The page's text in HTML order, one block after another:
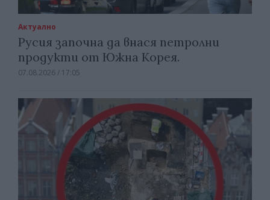
Актуално
Русия започна да внася петролни
продукти от Южна Корея.
07.08.2026 / 17:05